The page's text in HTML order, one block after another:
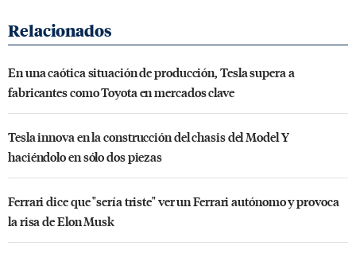
En una caótica situación de producción, Tesla supera a
fabricantes como Toyota en mercados clave
Tesla innova en la construcción del chasis del Model Y
haciéndolo en sólo dos piezas
Ferrari dice que "sería triste" ver un Ferrari autónomo y provoca
la risa de Elon Musk